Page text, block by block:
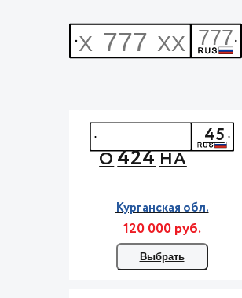
О424НА
45
Курганская обл.
120 000 руб.
Выбрать